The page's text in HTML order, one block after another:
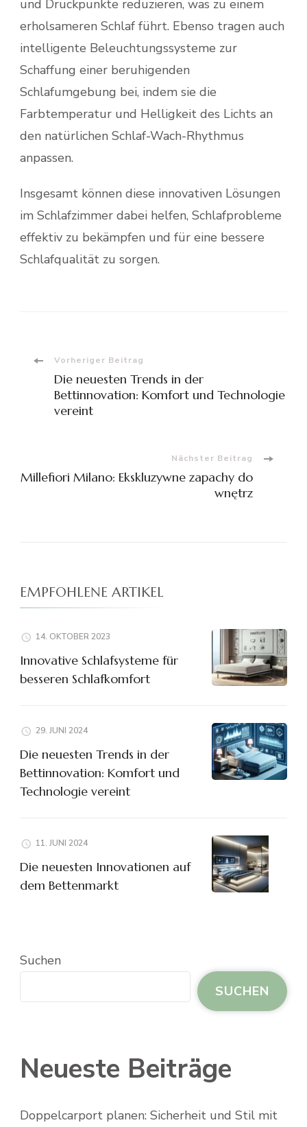
und Druckpunkte reduzieren, was zu einem
erholsameren Schlaf führt. Ebenso tragen auch
intelligente Beleuchtungssysteme zur
Schaffung einer beruhigenden
Schlafumgebung bei, indem sie die
Farbtemperatur und Helligkeit des Lichts an
den natürlichen Schlaf-Wach-Rhythmus
anpassen.
Insgesamt können diese innovativen Lösungen
im Schlafzimmer dabei helfen, Schlafprobleme
effektiv zu bekämpfen und für eine bessere
Schlafqualität zu sorgen.
Beitragsnavigation
Vorheriger Beitrag
Die neuesten Trends in der
Bettinnovation: Komfort und Technologie
vereint
Nächster Beitrag
Millefiori Milano: Ekskluzywne zapachy do
wnętrz
EMPFOHLENE ARTIKEL
14. OKTOBER 2023
Innovative Schlafsysteme für
besseren Schlafkomfort
29. JUNI 2024
Die neuesten Trends in der
Bettinnovation: Komfort und
Technologie vereint
11. JUNI 2024
Die neuesten Innovationen auf
dem Bettenmarkt
Suchen
SUCHEN
Neueste Beiträge
Doppelcarport planen: Sicherheit und Stil mit